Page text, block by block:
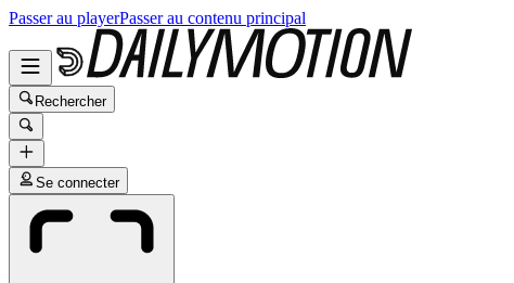
Passer au playerPasser au contenu principal
Rechercher
Se connecter